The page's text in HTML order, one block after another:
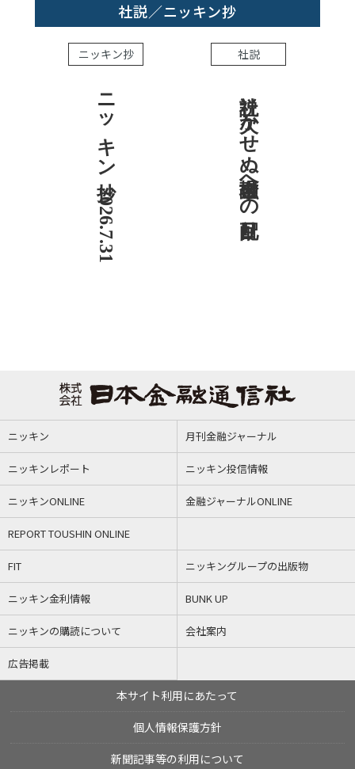
社説／ニッキン抄
ニッキン抄
ニッキン抄 2026.7.31
社説
社説 欠かせぬ金融市場への目配り
ニッキン 月刊金融ジャーナル
ニッキンレポート ニッキン投信情報
ニッキンONLINE 金融ジャーナルONLINE
REPORT TOUSHIN ONLINE
FIT ニッキングループの出版物
ニッキン金利情報 BUNK UP
ニッキンの購読について 会社案内
広告掲載
本サイト利用にあたって
個人情報保護方針
新聞記事等の利用について